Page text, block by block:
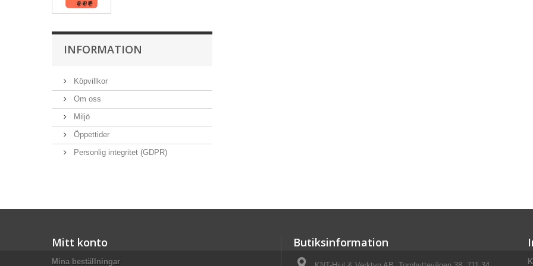
INFORMATION
Köpvillkor
Om oss
Miljö
Öppettider
Personlig integritet (GDPR)
Mitt konto
Mina beställningar
Butiksinformation